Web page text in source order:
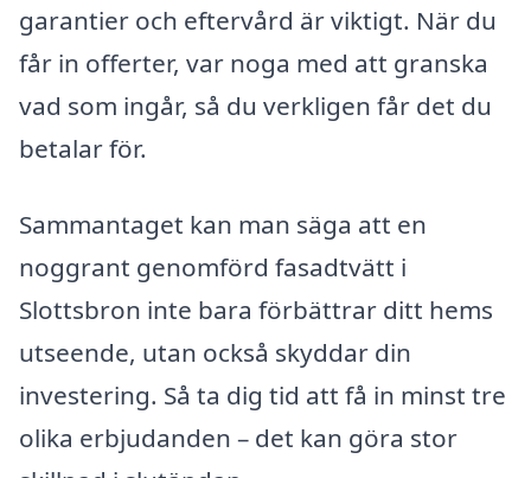
garantier och eftervård är viktigt. När du
får in offerter, var noga med att granska
vad som ingår, så du verkligen får det du
betalar för.
Sammantaget kan man säga att en
noggrant genomförd fasadtvätt i
Slottsbron inte bara förbättrar ditt hems
utseende, utan också skyddar din
investering. Så ta dig tid att få in minst tre
olika erbjudanden – det kan göra stor